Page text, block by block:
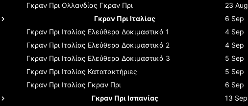
Γκραν Πρι Ολλανδίας Γκραν Πρι 23 Aug
Γκραν Πρι Ιταλίας
6 Sep
Γκραν Πρι Ιταλίας Ελεύθερα Δοκιμαστικά 1 4 Sep
Γκραν Πρι Ιταλίας Ελεύθερα Δοκιμαστικά 2 4 Sep
Γκραν Πρι Ιταλίας Ελεύθερα Δοκιμαστικά 3 5 Sep
Γκραν Πρι Ιταλίας Κατατακτήριες 5 Sep
Γκραν Πρι Ιταλίας Γκραν Πρι 6 Sep
Γκραν Πρι Ισπανίας
13 Sep